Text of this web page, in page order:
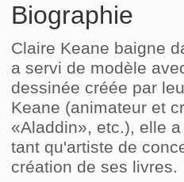
Biographie
Claire Keane baigne
a servi de modèle
dessinée créée par
Keane (animateur et
«Aladdin», etc.), elle
tant qu'artiste de
création de ses livres.